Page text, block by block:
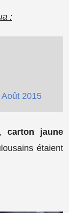
:
Août 2015
carton jaune
étaient